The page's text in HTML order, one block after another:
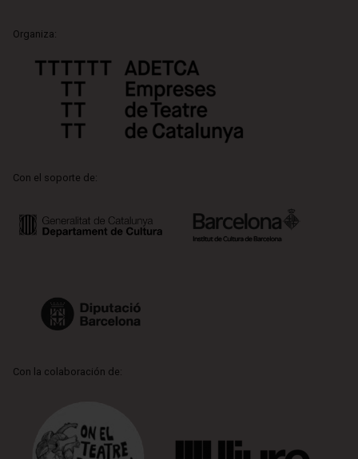
Organiza:
Con el soporte de:
Con la colaboración de: